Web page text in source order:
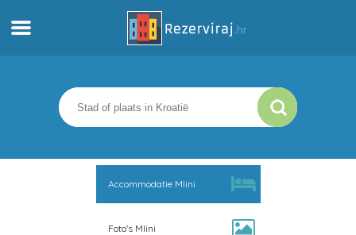
Appartementen
Toeristeninformatie
Accommodatie Mlini
Foto's Mlini